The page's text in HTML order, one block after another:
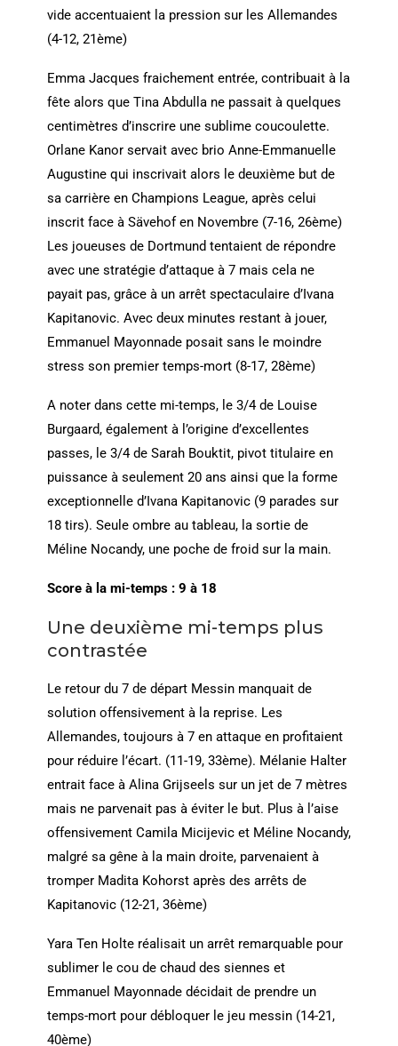
vide accentuaient la pression sur les Allemandes
(4-12, 21ème)
Emma Jacques fraichement entrée, contribuait à la
fête alors que Tina Abdulla ne passait à quelques
centimètres d’inscrire une sublime coucoulette.
Orlane Kanor servait avec brio Anne-Emmanuelle
Augustine qui inscrivait alors le deuxième but de
sa carrière en Champions League, après celui
inscrit face à Sävehof en Novembre (7-16, 26ème)
Les joueuses de Dortmund tentaient de répondre
avec une stratégie d’attaque à 7 mais cela ne
payait pas, grâce à un arrêt spectaculaire d’Ivana
Kapitanovic. Avec deux minutes restant à jouer,
Emmanuel Mayonnade posait sans le moindre
stress son premier temps-mort (8-17, 28ème)
A noter dans cette mi-temps, le 3/4 de Louise
Burgaard, également à l’origine d’excellentes
passes, le 3/4 de Sarah Bouktit, pivot titulaire en
puissance à seulement 20 ans ainsi que la forme
exceptionnelle d’Ivana Kapitanovic (9 parades sur
18 tirs). Seule ombre au tableau, la sortie de
Méline Nocandy, une poche de froid sur la main.
Score à la mi-temps : 9 à 18
Une deuxième mi-temps plus
contrastée
Le retour du 7 de départ Messin manquait de
solution offensivement à la reprise. Les
Allemandes, toujours à 7 en attaque en profitaient
pour réduire l’écart. (11-19, 33ème). Mélanie Halter
entrait face à Alina Grijseels sur un jet de 7 mètres
mais ne parvenait pas à éviter le but. Plus à l’aise
offensivement Camila Micijevic et Méline Nocandy,
malgré sa gêne à la main droite, parvenaient à
tromper Madita Kohorst après des arrêts de
Kapitanovic (12-21, 36ème)
Yara Ten Holte réalisait un arrêt remarquable pour
sublimer le cou de chaud des siennes et
Emmanuel Mayonnade décidait de prendre un
temps-mort pour débloquer le jeu messin (14-21,
40ème)